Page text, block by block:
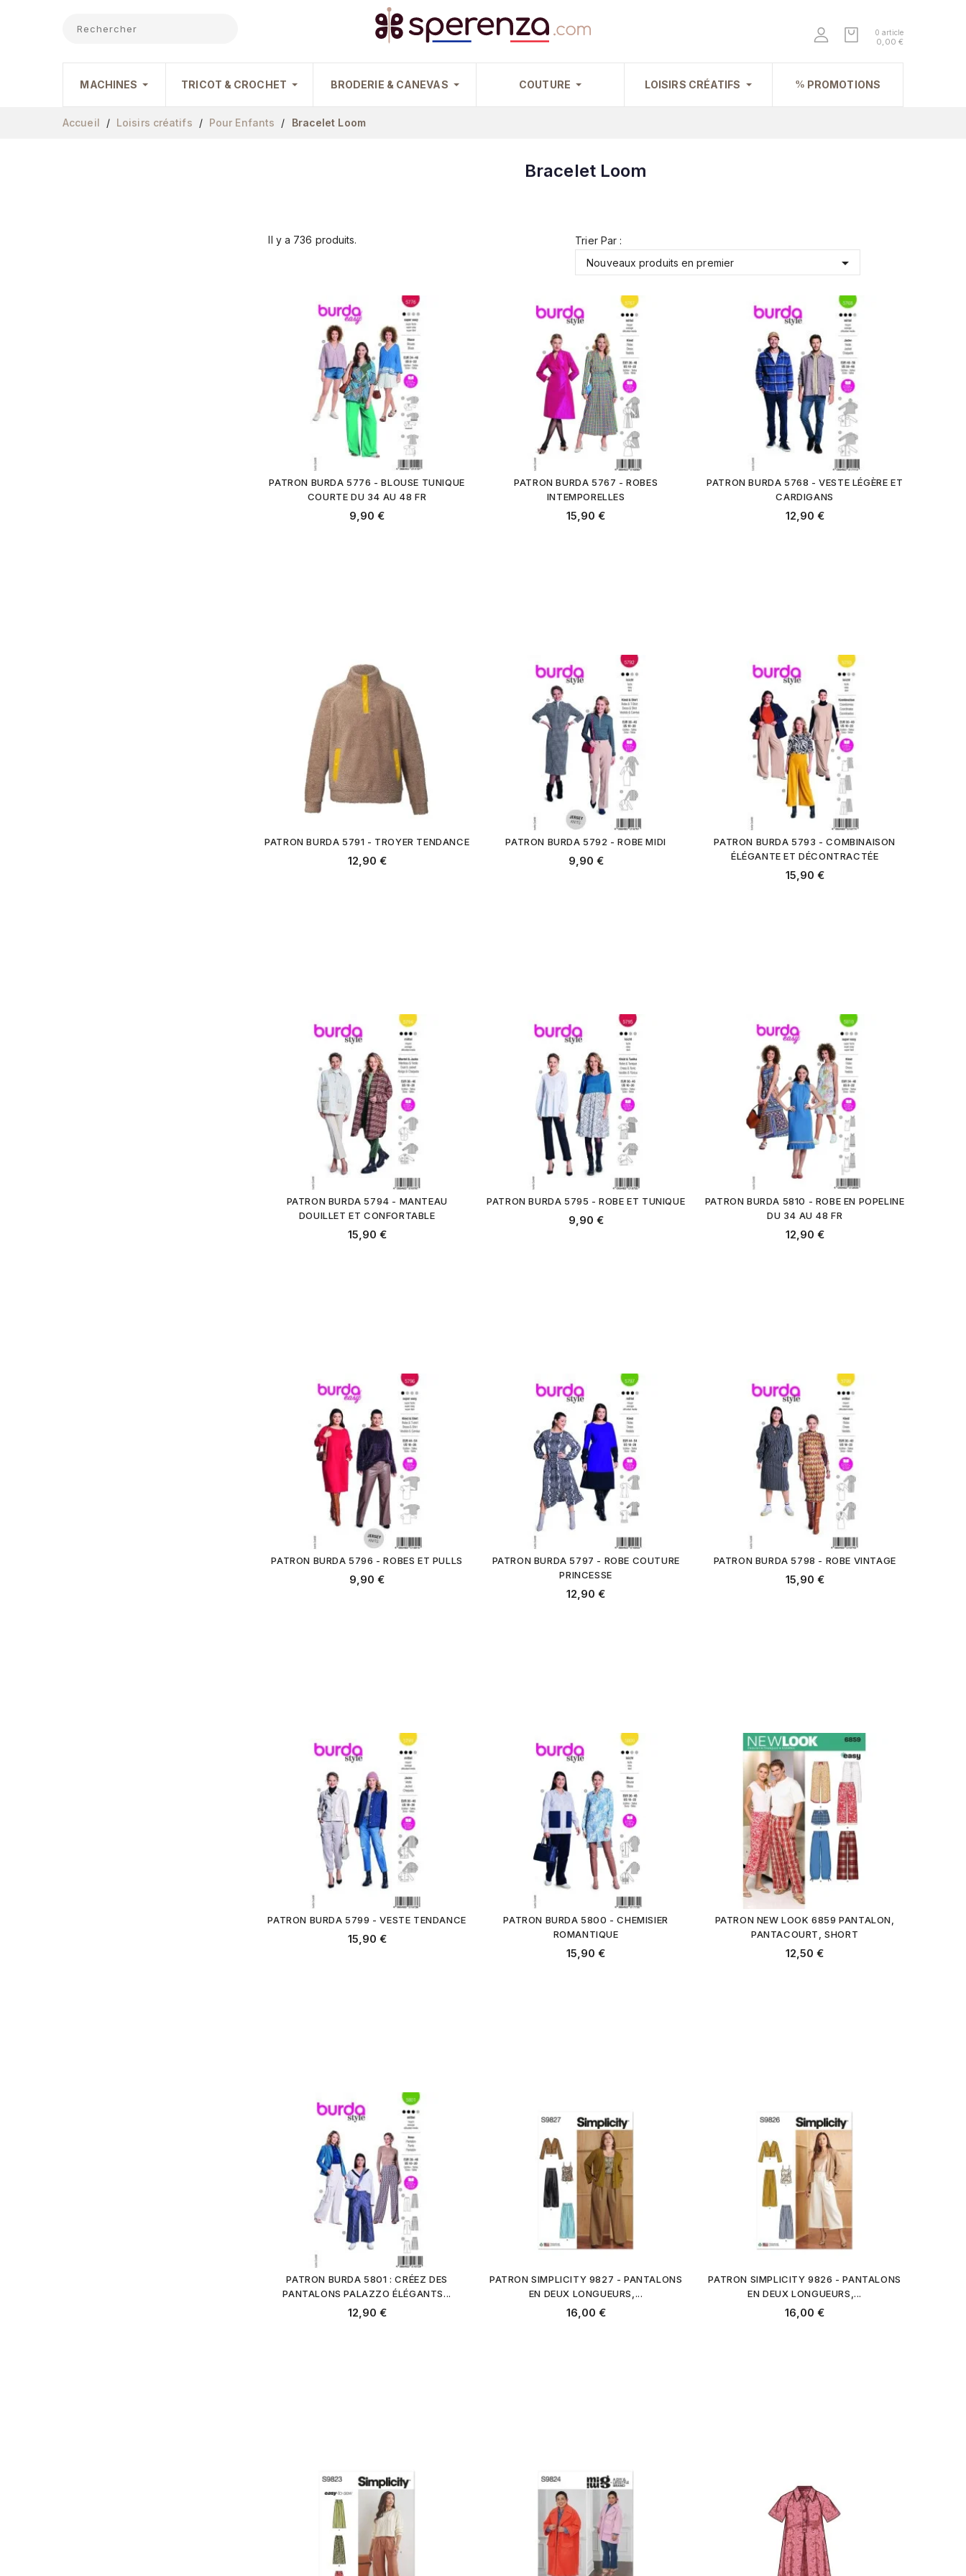
0 article
0,00 €
MACHINES TRICOT & CROCHET BRODERIE & CANEVAS COUTURE LOISIRS CRÉATIFS PROMOTIONS
Accueil Loisirs créatifs Pour Enfants Bracelet Loom
Bracelet Loom
Il y a 736 produits.
Trier Par :
Nouveaux produits en premier

PATRON BURDA 5776 - BLOUSE TUNIQUE
COURTE DU 34 AU 48 FR
9,90 €
PATRON BURDA 5767 - ROBES
INTEMPORELLES
15,90 €
PATRON BURDA 5768 - VESTE LÉGÈRE ET
CARDIGANS
12,90 €
PATRON BURDA 5791 - TROYER TENDANCE
12,90 €
PATRON BURDA 5792 - ROBE MIDI
9,90 €
PATRON BURDA 5793 - COMBINAISON
ÉLÉGANTE ET DÉCONTRACTÉE
15,90 €
PATRON BURDA 5794 - MANTEAU
DOUILLET ET CONFORTABLE
15,90 €
PATRON BURDA 5795 - ROBE ET TUNIQUE
9,90 €
PATRON BURDA 5810 - ROBE EN POPELINE
DU 34 AU 48 FR
12,90 €
PATRON BURDA 5796 - ROBES ET PULLS
9,90 €
PATRON BURDA 5797 - ROBE COUTURE
PRINCESSE
12,90 €
PATRON BURDA 5798 - ROBE VINTAGE
15,90 €
PATRON BURDA 5799 - VESTE TENDANCE
15,90 €
PATRON BURDA 5800 - CHEMISIER
ROMANTIQUE
15,90 €
PATRON NEW LOOK 6859 PANTALON,
PANTACOURT, SHORT
12,50 €
PATRON BURDA 5801 : CRÉEZ DES
PANTALONS PALAZZO ÉLÉGANTS...
12,90 €
PATRON SIMPLICITY 9827 - PANTALONS
EN DEUX LONGUEURS,...
16,00 €
PATRON SIMPLICITY 9826 - PANTALONS
EN DEUX LONGUEURS,...
16,00 €